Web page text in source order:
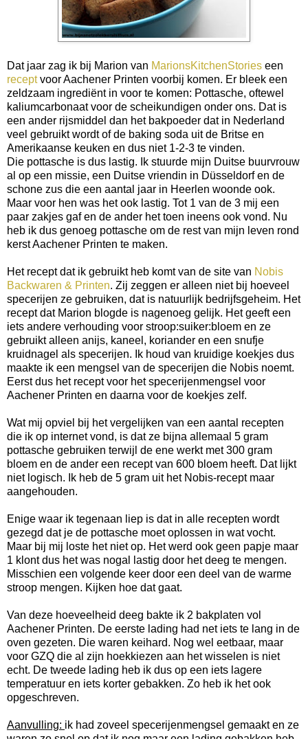
Dat jaar zag ik bij Marion van MarionsKitchenStories een
receptvoor Aachener Printen voorbij komen. Er bleek een
zeldzaam ingrediënt in voor te komen: Pottasche, oftewel
kaliumcarbonaat voor de scheikundigen onder ons. Dat is
een ander rijsmiddel dan het bakpoeder dat in Nederland
veel gebruikt wordt of de baking soda uit de Britse en
Amerikaanse keuken en dus niet 1-2-3 te vinden.
Die pottasche is dus lastig. Ik stuurde mijn Duitse buurvrouw
al op een missie, een Duitse vriendin in Düsseldorf en de
schone zus die een aantal jaar in Heerlen woonde ook.
Maar voor hen was het ook lastig. Tot 1 van de 3 mij een
paar zakjes gaf en de ander het toen ineens ook vond. Nu
heb ik dus genoeg pottasche om de rest van mijn leven rond
kerst Aachener Printen te maken.
Het recept dat ik gebruikt heb komt van de site van Nobis
Backwaren & Printen. Zij zeggen er alleen niet bij hoeveel
specerijen ze gebruiken, dat is natuurlijk bedrijfsgeheim. Het
recept dat Marion blogde is nagenoeg gelijk. Het geeft een
iets andere verhouding voor stroop:suiker:bloem en ze
gebruikt alleen anijs, kaneel, koriander en een snufje
kruidnagel als specerijen. Ik houd van kruidige koekjes dus
maakte ik een mengsel van de specerijen die Nobis noemt.
Eerst dus het recept voor het specerijenmengsel voor
Aachener Printen en daarna voor de koekjes zelf.
Wat mij opviel bij het vergelijken van een aantal recepten
die ik op internet vond, is dat ze bijna allemaal 5 gram
pottasche gebruiken terwijl de ene werkt met 300 gram
bloem en de ander een recept van 600 bloem heeft. Dat lijkt
niet logisch. Ik heb de 5 gram uit het Nobis-recept maar
aangehouden.
Enige waar ik tegenaan liep is dat in alle recepten wordt
gezegd dat je de pottasche moet oplossen in wat vocht.
Maar bij mij loste het niet op. Het werd ook geen papje maar
1 klont dus het was nogal lastig door het deeg te mengen.
Misschien een volgende keer door een deel van de warme
stroop mengen. Kijken hoe dat gaat.
Van deze hoeveelheid deeg bakte ik 2 bakplaten vol
Aachener Printen. De eerste lading had net iets te lang in de
oven gezeten. Die waren keihard. Nog wel eetbaar, maar
voor GZQ die al zijn hoekkiezen aan het wisselen is niet
echt. De tweede lading heb ik dus op een iets lagere
temperatuur en iets korter gebakken. Zo heb ik het ook
opgeschreven.
Aanvulling: ik had zoveel specerijenmengsel gemaakt en ze